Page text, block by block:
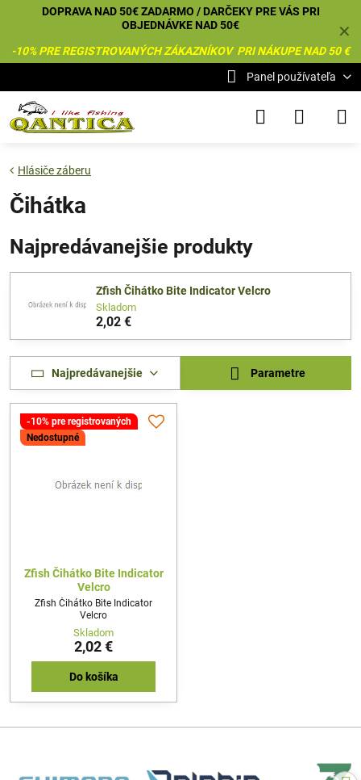
✕
DOPRAVA NAD 50€ ZADARMO / DARČEKY PRE VÁS PRI
OBJEDNÁVKE NAD 50€
-10% PRE REGISTROVANÝCH ZÁKAZNÍKOV PRI NÁKUPE NAD 50 €
Panel používateľa
Hlásiče záberu
Čihátka
Najpredávanejšie produkty
Zfish Čihátko Bite Indicator Velcro
Skladom
2,02 €
Najpredávanejšie Parametre
-10% pre registrovaných
Nedostupné
Zfish Čihátko Bite Indicator
Velcro
Zfish Čihátko Bite Indicator
Velcro
Skladom
2,02 €
Do košíka